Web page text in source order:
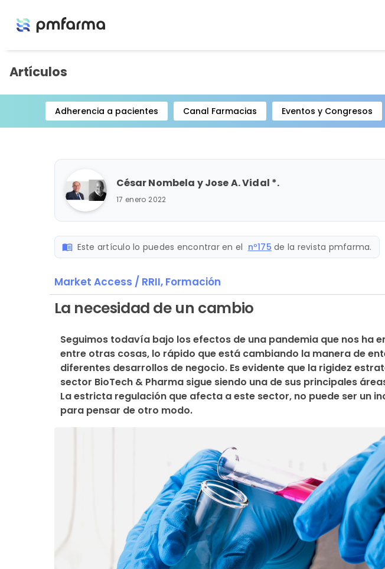
Artículos
Adherencia a pacientes Canal Farmacias Eventos y Congresos
Item
César Nombela y Jose A. Vidal *.
17 enero 2022
menu_book Este artículo lo puedes encontrar en el nº175 de la revista pmfarma.
Market Access / RRII, Formación
La necesidad de un cambio
Seguimos todavía bajo los efectos de una pandemia que nos ha
entre otras cosas, lo rápido que está cambiando la manera de
diferentes desarrollos de negocio. Es evidente que la rigidez
sector BioTech & Pharma sigue siendo una de sus principales
La estricta regulación que afecta a este sector, no puede ser un
para pensar de otro modo.